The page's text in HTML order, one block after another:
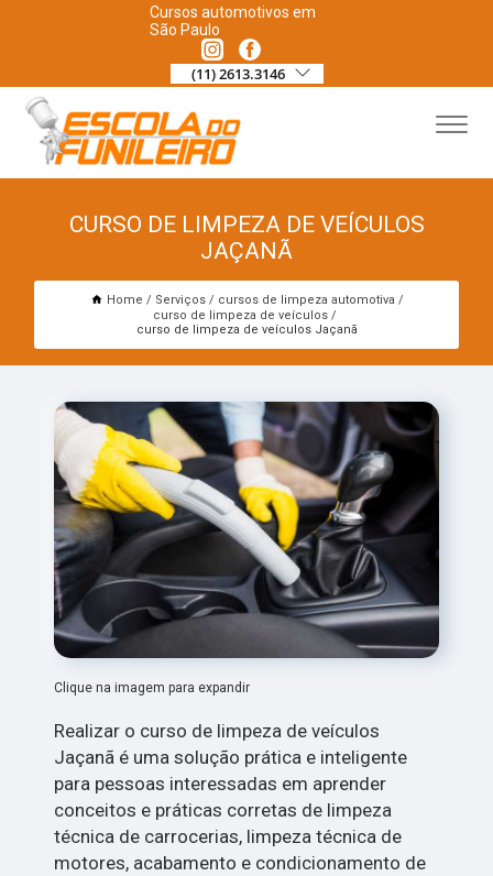
Cursos automotivos em
São Paulo
(11) 2613.3146
CURSO DE LIMPEZA DE VEÍCULOS
JAÇANÃ
Home Serviços
cursos de limpeza automotiva
curso de limpeza de veículos
curso de limpeza de veículos Jaçanã
Clique na imagem para expandir
Realizar o curso de limpeza de veículos
Jaçanã é uma solução prática e inteligente
para pessoas interessadas em aprender
conceitos e práticas corretas de limpeza
técnica de carrocerias, limpeza técnica de
motores, acabamento e condicionamento de